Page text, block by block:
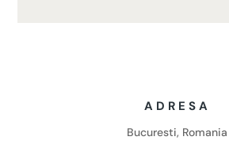
ADRESA
Bucuresti, Romania